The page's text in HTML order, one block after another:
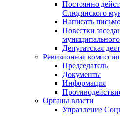
Постоянно
Слюдянского
Написать письмо
Повестки
муниципального
Депутатская
Ревизионная комиссия
Председатель
Документы
Информация
Органы власти
Управление